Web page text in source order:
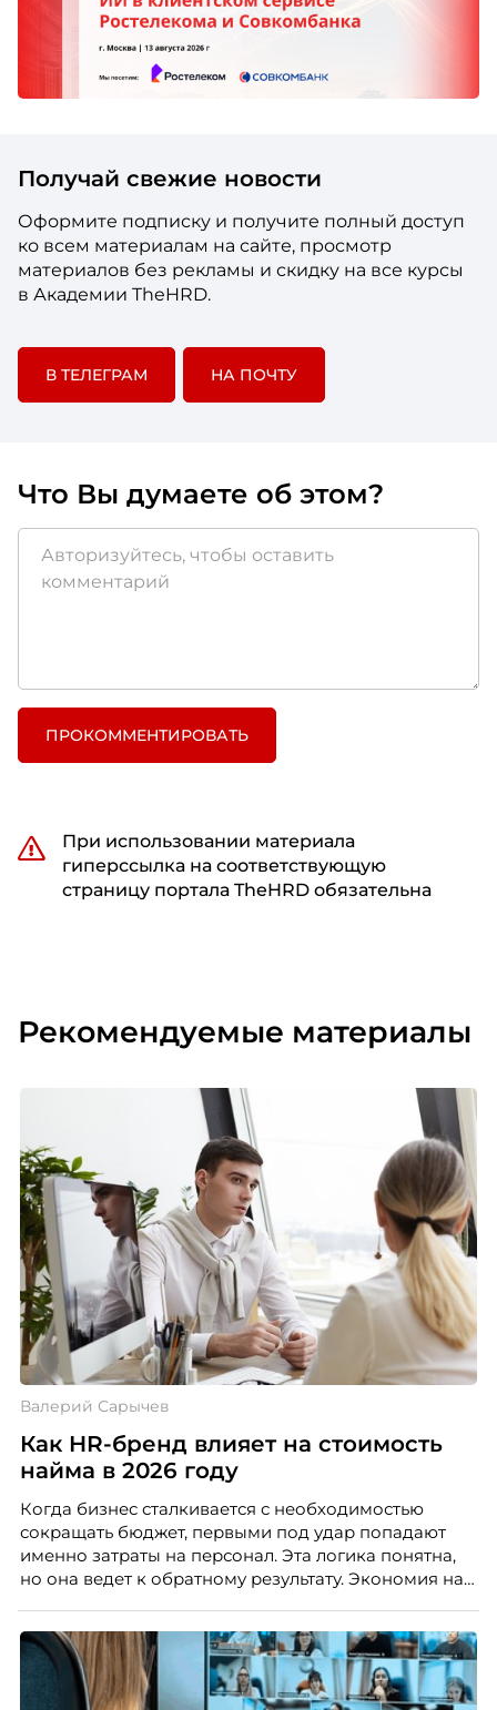
Получай свежие новости
Оформите подписку и получите полный доступ
ко всем материалам на сайте, просмотр
материалов без рекламы и скидку на все курсы
в Академии TheHRD.
В ТЕЛЕГРАМ НА ПОЧТУ
Что Вы думаете об этом?
ПРОКОММЕНТИРОВАТЬ
При использовании материала
гиперссылка на соответствующую
страницу портала TheHRD обязательна
Рекомендуемые материалы
Валерий Сарычев
Как HR-бренд влияет на стоимость
найма в 2026 году
Когда бизнес сталкивается с необходимостью
сокращать бюджет, первыми под удар попадают
именно затраты на персонал. Эта логика понятна,
но она ведет к обратному результату. Экономия на
значит – сокращает доходы бизнеса.